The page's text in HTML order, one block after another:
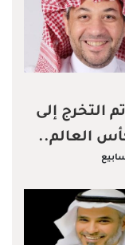
التخرج إلى
العالم..
تصنع إرث